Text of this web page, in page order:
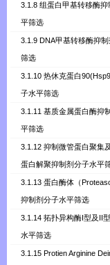
3.1.8 组蛋白甲基转移酶抑
平筛选
3.1.9 DNA甲基转移酶抑
筛选
3.1.10 热休克蛋白
子水平筛选
3.1.11 基质金属蛋白酶抑
平筛选
3.1.12 抑制微管蛋白聚集
蛋白解聚抑制剂分子水平
3.1.13 蛋白酶体（
抑制剂分子水平筛选
3.1.14 拓扑异构酶I型及II
水平筛选
3.1.15 Protien Arginine